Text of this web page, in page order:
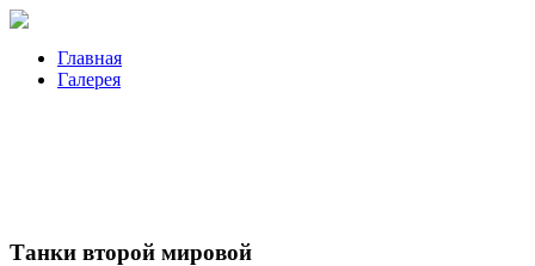
Главная
Галерея
Танки второй мировой